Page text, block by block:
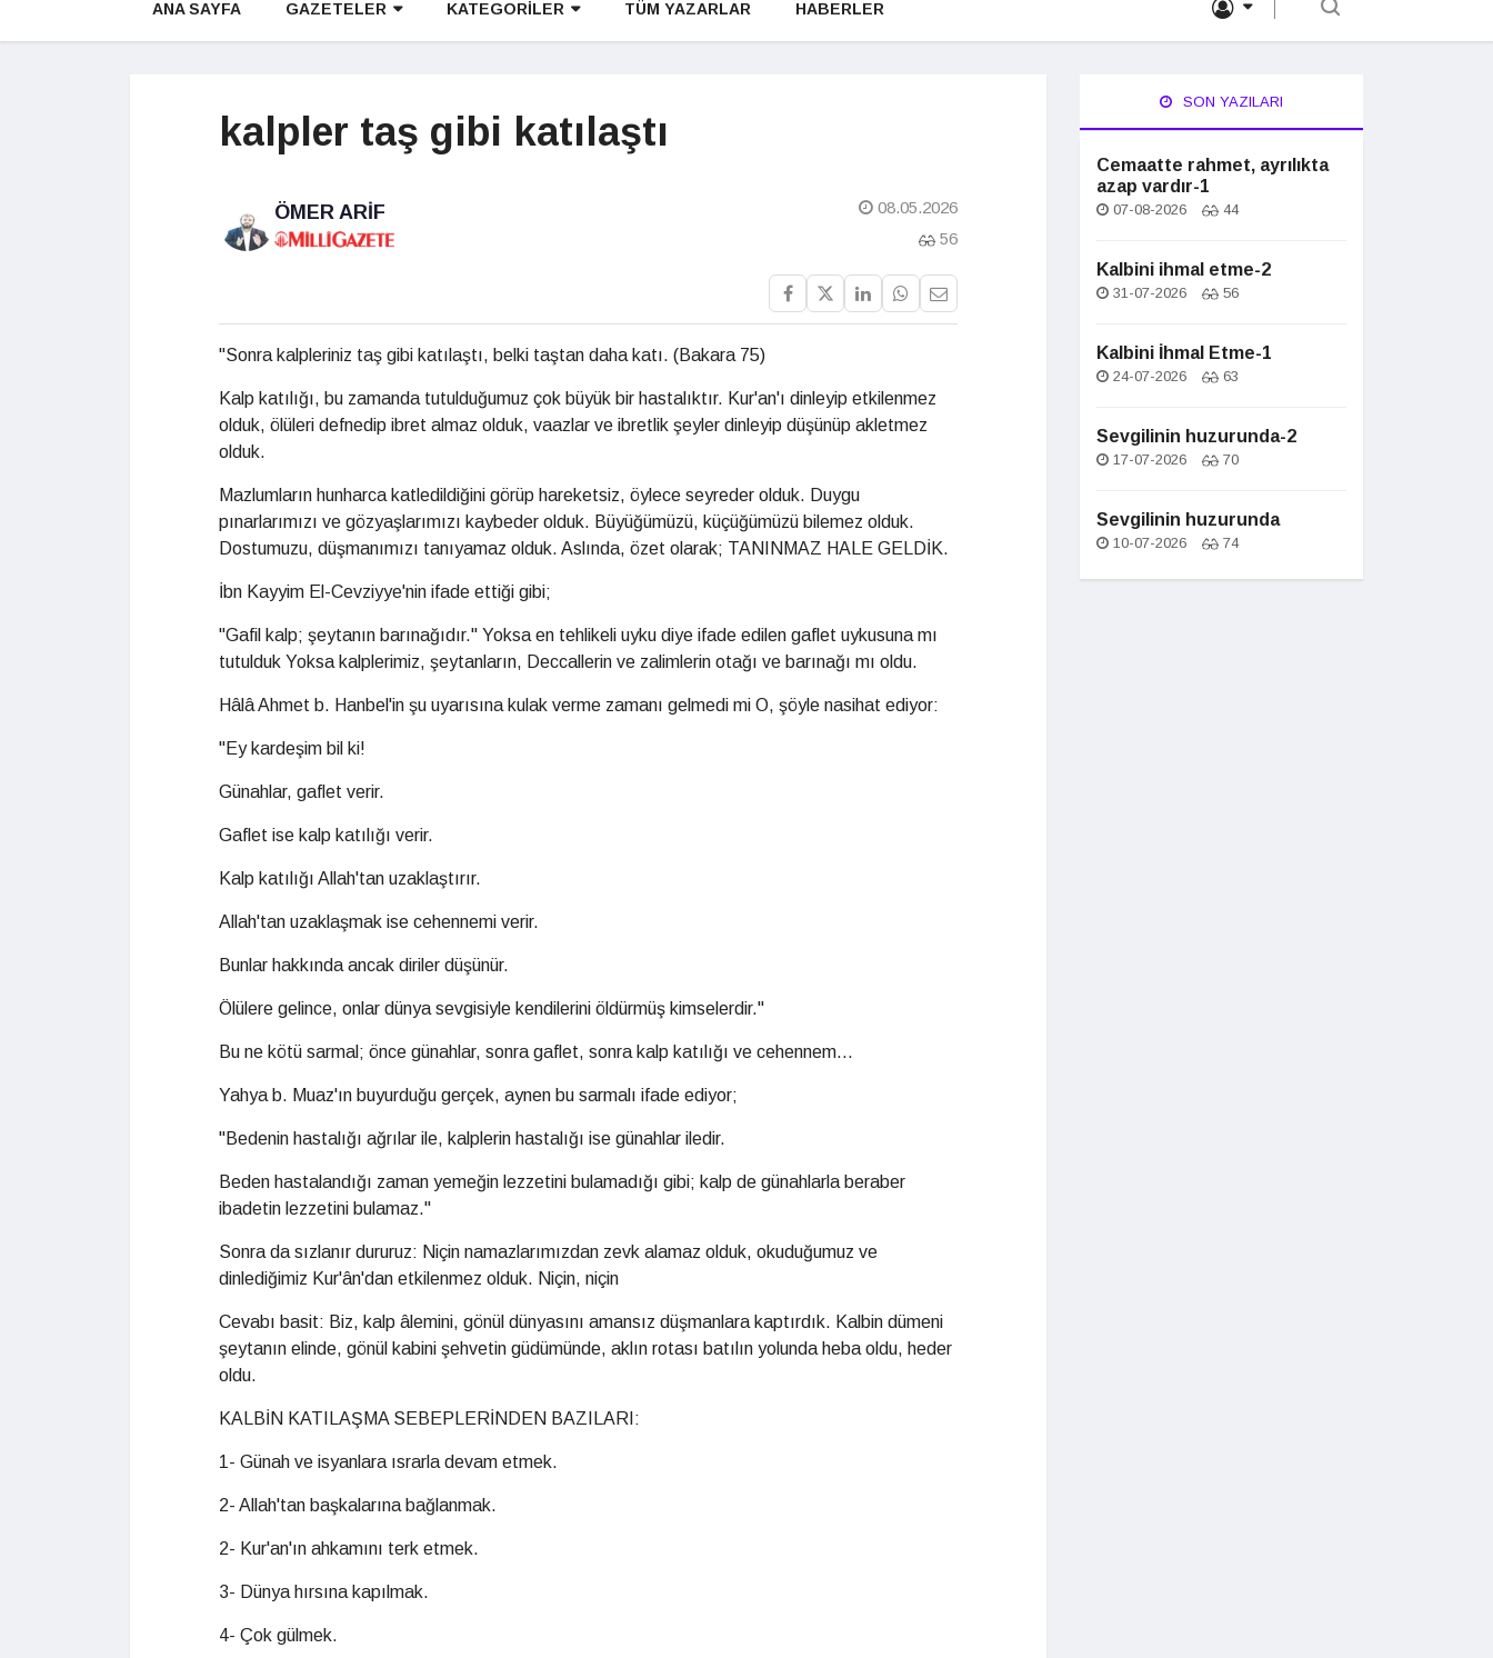
ANA SAYFA GAZETELER KATEGORİLER TÜM YAZARLAR HABERLER
kalpler taş gibi katılaştı
ÖMER ARIF
08.05.2026
56
"Sonra kalpleriniz taş gibi katılaştı, belki taştan daha katı. (Bakara 75)
Kalp katılığı, bu zamanda tutulduğumuz çok büyük bir hastalıktır. Kur'an'ı dinleyip etkilenmez
olduk, ölüleri defnedip ibret almaz olduk, vaazlar ve ibretlik şeyler dinleyip düşünüp akletmez
olduk.
Mazlumların hunharca katledildiğini görüp hareketsiz, öylece seyreder olduk. Duygu
pınarlarımızı ve gözyaşlarımızı kaybeder olduk. Büyüğümüzü, küçüğümüzü bilemez olduk.
Dostumuzu, düşmanımızı tanıyamaz olduk. Aslında, özet olarak; TANINMAZ HALE GELDİK.
İbn Kayyim El-Cevziyye'nin ifade ettiği gibi;
"Gafil kalp; şeytanın barınağıdır." Yoksa en tehlikeli uyku diye ifade edilen gaflet uykusuna mı
tutulduk Yoksa kalplerimiz, şeytanların, Deccallerin ve zalimlerin otağı ve barınağı mı oldu.
Hâlâ Ahmet b. Hanbel'in şu uyarısına kulak verme zamanı gelmedi mi O, şöyle nasihat ediyor:
"Ey kardeşim bil ki!
Günahlar, gaflet verir.
Gaflet ise kalp katılığı verir.
Kalp katılığı Allah'tan uzaklaştırır.
Allah'tan uzaklaşmak ise cehennemi verir.
Bunlar hakkında ancak diriler düşünür.
Ölülere gelince, onlar dünya sevgisiyle kendilerini öldürmüş kimselerdir."
Bu ne kötü sarmal; önce günahlar, sonra gaflet, sonra kalp katılığı ve cehennem...
Yahya b. Muaz'ın buyurduğu gerçek, aynen bu sarmalı ifade ediyor;
"Bedenin hastalığı ağrılar ile, kalplerin hastalığı ise günahlar iledir.
Beden hastalandığı zaman yemeğin lezzetini bulamadığı gibi; kalp de günahlarla beraber
ibadetin lezzetini bulamaz."
Sonra da sızlanır dururuz: Niçin namazlarımızdan zevk alamaz olduk, okuduğumuz ve
dinlediğimiz Kur'ân'dan etkilenmez olduk. Niçin, niçin
Cevabı basit: Biz, kalp âlemini, gönül dünyasını amansız düşmanlara kaptırdık. Kalbin dümeni
şeytanın elinde, gönül kabini şehvetin güdümünde, aklın rotası batılın yolunda heba oldu, heder
oldu.
KALBİN KATILAŞMA SEBEPLERİNDEN BAZILARI:
1- Günah ve isyanlara ısrarla devam etmek.
2- Allah'tan başkalarına bağlanmak.
2- Kur'an'ın ahkamını terk etmek.
3- Dünya hırsına kapılmak.
4- Çok gülmek.
SON YAZILARI
Cemaatte rahmet, ayrılıkta
azap vardır-1
07-08-2026 44
Kalbini ihmal etme-2
31-07-2026 56
Kalbini İhmal Etme-1
24-07-2026 63
Sevgilinin huzurunda-2
17-07-2026 70
Sevgilinin huzurunda
10-07-2026 74